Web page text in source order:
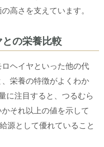
高さを支えています。
の栄養比較
ヘイヤといった他の代
栄養の特徴がよくわか
に注目すると、つるむら
それ以上の値を示して
源として優れていること